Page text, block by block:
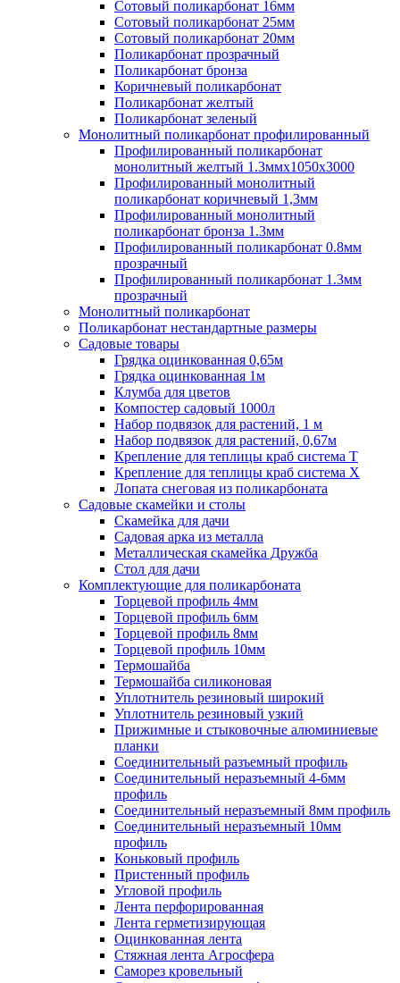
Сотовый поликарбонат 16мм
Сотовый поликарбонат 25мм
Сотовый поликарбонат 20мм
Поликарбонат прозрачный
Поликарбонат бронза
Коричневый поликарбонат
Поликарбонат желтый
Поликарбонат зеленый
Монолитный поликарбонат профилированный
Профилированный поликарбонат
монолитный желтый 1.3ммх1050х3000
Профилированный монолитный
поликарбонат коричневый 1,3мм
Профилированный монолитный
поликарбонат бронза 1.3мм
Профилированный поликарбонат 0.8мм
прозрачный
Профилированный поликарбонат 1.3мм
прозрачный
Монолитный поликарбонат
Поликарбонат нестандартные размеры
Садовые товары
Грядка оцинкованная 0,65м
Грядка оцинкованная 1м
Клумба для цветов
Компостер садовый 1000л
Набор подвязок для растений, 1 м
Набор подвязок для растений, 0,67м
Крепление для теплицы краб система Т
Крепление для теплицы краб система Х
Лопата снеговая из поликарбоната
Садовые скамейки и столы
Скамейка для дачи
Садовая арка из металла
Металлическая скамейка Дружба
Стол для дачи
Комплектующие для поликарбоната
Торцевой профиль 4мм
Торцевой профиль 6мм
Торцевой профиль 8мм
Торцевой профиль 10мм
Термошайба
Термошайба силиконовая
Уплотнитель резиновый широкий
Уплотнитель резиновый узкий
Прижимные и стыковочные алюминиевые
планки
Соединительный разъемный профиль
Соединительный неразъемный 4-6мм
профиль
Соединительный неразъемный 8мм профиль
Соединительный неразъемный 10мм
профиль
Коньковый профиль
Пристенный профиль
Угловой профиль
Лента перфорированная
Лента герметизирующая
Оцинкованная лента
Стяжная лента Агросфера
Саморез кровельный